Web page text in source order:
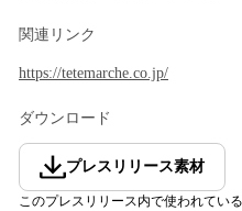
関連リンク
https://tetemarche.co.jp/
ダウンロード
プレスリリース素材
このプレスリリース内で使われてい